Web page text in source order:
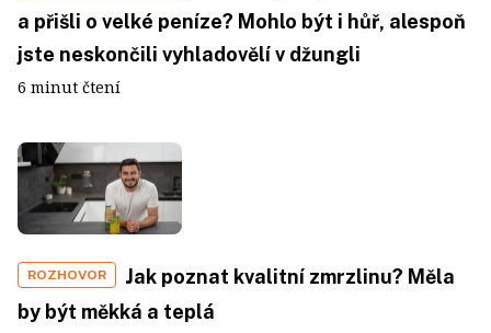
a přišli o velké peníze? Mohlo být i hůř, alespoň
jste neskončili vyhladovělí v džungli
6 minut čtení
ROZHOVOR
Jak poznat kvalitní zmrzlinu? Měla
by být měkká a teplá